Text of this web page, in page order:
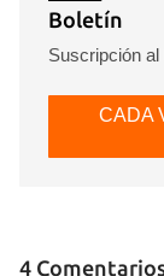
Boletín
Suscripción al
CADA
4